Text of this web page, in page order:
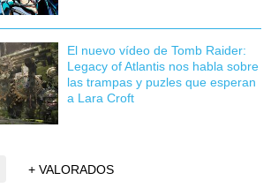
El nuevo vídeo de Tomb Raider:
Legacy of Atlantis nos habla sobre
las trampas y puzles que esperan
a Lara Croft
+ VALORADOS